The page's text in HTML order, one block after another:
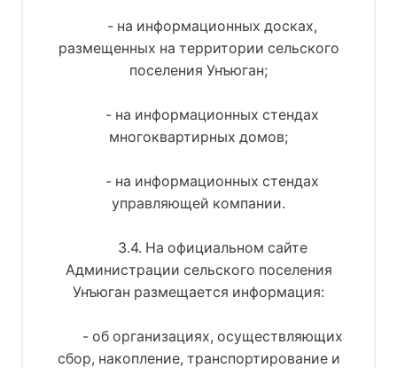
- на информационных досках,
размещенных на территории сельского
поселения Унъюган;
- на информационных стендах
многоквартирных домов;
- на информационных стендах
управляющей компании.
3.4. На официальном сайте
Администрации сельского поселения
Унъюган размещается информация:
- об организациях, осуществляющих
сбор, накопление, транспортирование и